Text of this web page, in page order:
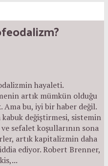
hayaleti.
artık mümkün olduğu
Ama bu, iyi bir haber değil.
değiştirmesi, sistemin
sefalet koşullarının sona
artık kapitalizmin daha
ediyor. Robert Brenner,